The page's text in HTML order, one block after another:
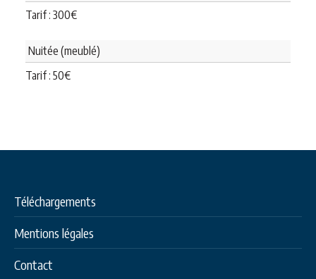
Tarif : 300€
Nuitée (meublé)
Tarif : 50€
Téléchargements
Mentions légales
Contact